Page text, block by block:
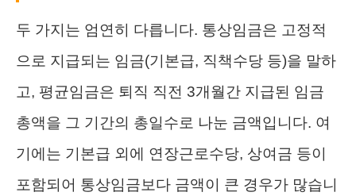
두 가지는 엄연히 다릅니다. 통상임금은 고정적
으로 지급되는 임금(기본급, 직책수당 등)을 말하
고, 평균임금은 퇴직 직전 3개월간 지급된 임금
총액을 그 기간의 총일수로 나눈 금액입니다. 여
기에는 기본급 외에 연장근로수당, 상여금 등이
포함되어 통상임금보다 금액이 큰 경우가 많습니